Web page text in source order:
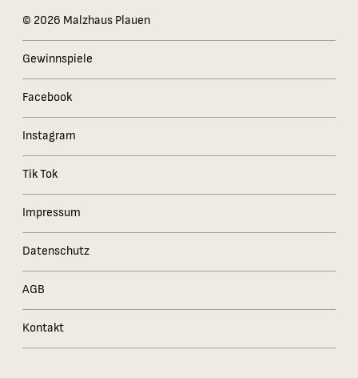
Das Kleingedruckte
© 2026 Malzhaus Plauen
Gewinnspiele
Facebook
Instagram
Tik Tok
Impressum
Datenschutz
AGB
Kontakt